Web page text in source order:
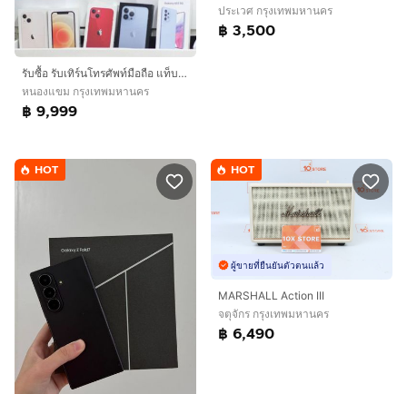
รับซื้อ รับเทิร์นโทรศัพท์มือถือ แท็บเล็ต ไอแพด ทุกรุ่น พร้อมให้ราคาสูง
หนองแขม กรุงเทพมหานคร
฿ 9,999
ประเวศ กรุงเทพมหานคร
฿ 3,500
HOT HOT
ผู้ขายที่ยืนยันตัวตนแล้ว
MARSHALL Action III
จตุจักร กรุงเทพมหานคร
฿ 6,490